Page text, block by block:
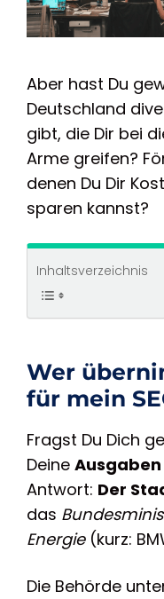
Aber hast Du
Deutschland
gibt, die Dir bei
Arme greifen?
denen Du Dir
sparen kannst?
Inhaltsverzeichnis
Wer
für mein
Fragst Du Dich
Deine
Antwort: Der
das
Energie(kurz:
Die Behörde